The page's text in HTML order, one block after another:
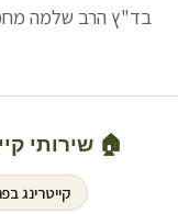
בד"ץ הרב שלמה
🏠 שירותי
קייטרינג ב